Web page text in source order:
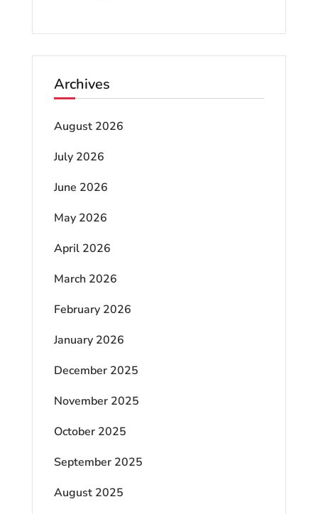
Archives
August 2026
July 2026
June 2026
May 2026
April 2026
March 2026
February 2026
January 2026
December 2025
November 2025
October 2025
September 2025
August 2025